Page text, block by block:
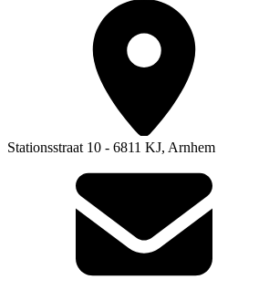
Stationsstraat 10 - 6811 KJ, Arnhem